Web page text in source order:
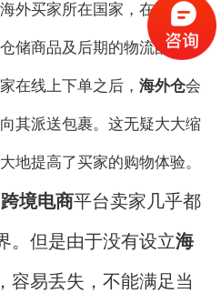
外买家所在国家，在当地建
储商品及后期的物流配送操
在线上下单之后，海外仓会
向其派送包裹。这无疑大大缩
大地提高了买家的购物体验。
跨境电商平台卖家 几乎都
。但是由于没有设立海
容易丢失，不能满足当